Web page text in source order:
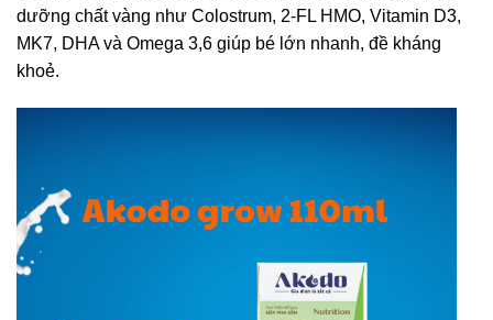
dưỡng chất vàng như Colostrum, 2-FL HMO, Vitamin D3,
MK7, DHA và Omega 3,6 giúp bé lớn nhanh, đề kháng
khoẻ.